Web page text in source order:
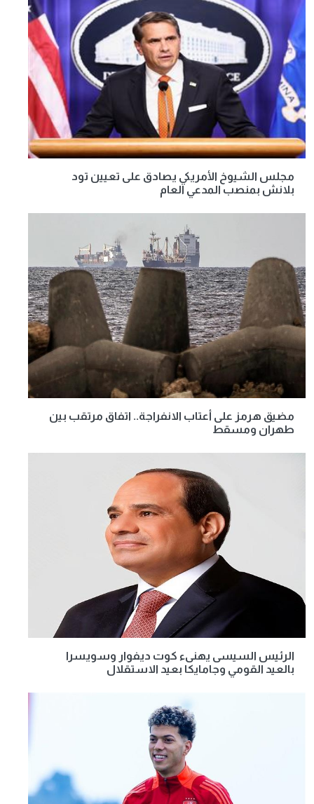
مجلس الشيوخ الأمريكي يصادق على تعيين تود
بلانش بمنصب المدعي العام
مضيق هرمز على أعتاب الانفراجة.. اتفاق مرتقب بين
طهران ومسقط
الرئيس السيسى يهنىء كوت ديفوار وسويسرا
بالعيد القومي وجامايكا بعيد الاستقلال